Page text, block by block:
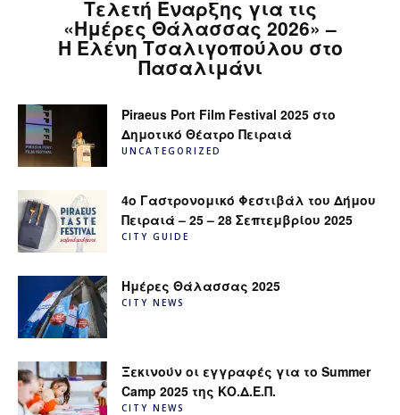
Τελετή Έναρξης για τις
«Ημέρες Θάλασσας 2026» –
H Ελένη Τσαλιγοπούλου στο
Πασαλιμάνι
Piraeus Port Film Festival 2025 στο
Δημοτικό Θέατρο Πειραιά
UNCATEGORIZED
4ο Γαστρονομικό Φεστιβάλ του Δήμου
Πειραιά – 25 – 28 Σεπτεμβρίου 2025
CITY GUIDE
Ημέρες Θάλασσας 2025
CITY NEWS
Ξεκινούν οι εγγραφές για το Summer
Camp 2025 της ΚΟ.Δ.Ε.Π.
CITY NEWS